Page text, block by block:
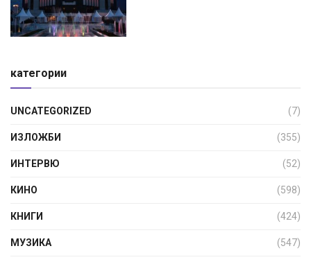
категории
UNCATEGORIZED (7)
ИЗЛОЖБИ (355)
ИНТЕРВЮ (52)
КИНО (598)
КНИГИ (424)
МУЗИКА (547)